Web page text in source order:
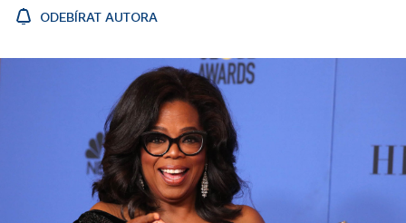
ODEBÍRAT AUTORA